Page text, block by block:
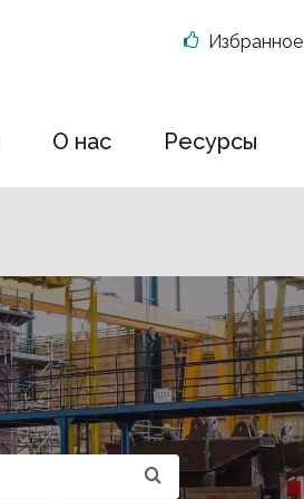
О нас Ресурсы
Избранное